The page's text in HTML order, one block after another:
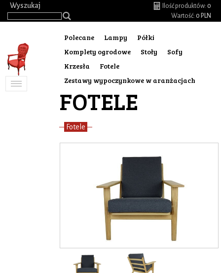
Wyszukaj Ilość produktów: 0
Wartość: 0 PLN
Toggle
Polecane Lampy
Półki
Komplety ogrodowe
Stoły
Sofy
Krzesła
Fotele
Zestawy wypoczynkowe w aranżacjach
FOTELE
Fotele